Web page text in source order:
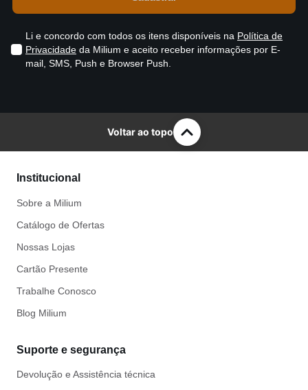
Li e concordo com todos os itens disponíveis na Política de
Privacidade da Milium e aceito receber informações por E-
mail, SMS, Push e Browser Push.
Voltar ao topo
Institucional
Sobre a Milium
Catálogo de Ofertas
Nossas Lojas
Cartão Presente
Trabalhe Conosco
Blog Milium
Suporte e segurança
Devolução e Assistência técnica